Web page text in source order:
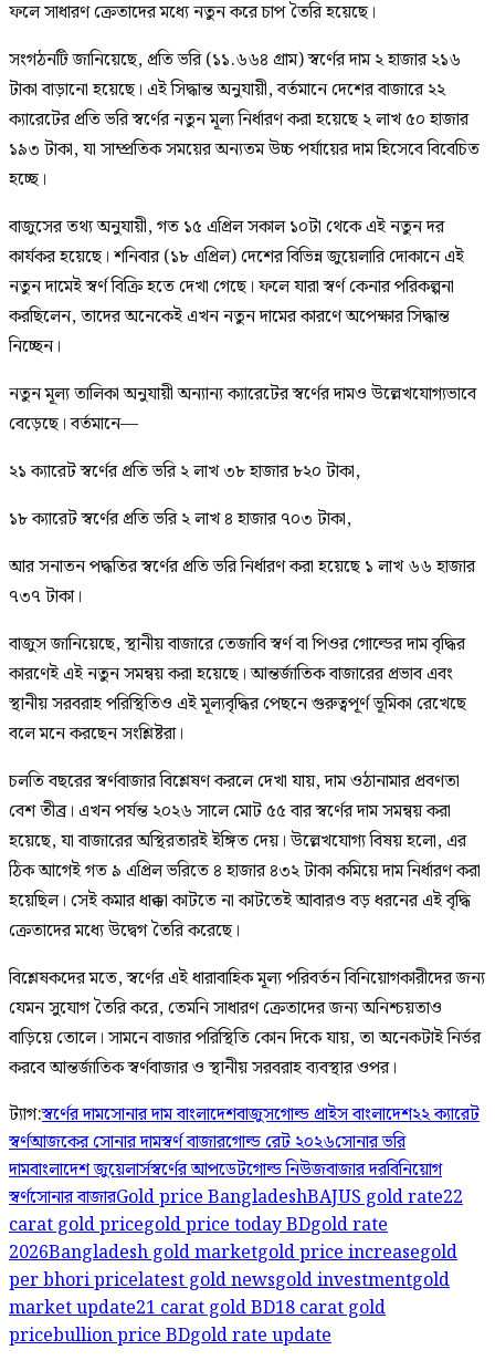
ফলে সাধারণ ক্রেতাদের মধ্যে নতুন করে চাপ তৈরি হয়েছে।
সংগঠনটি জানিয়েছে, প্রতি ভরি (১১.৬৬৪ গ্রাম) স্বর্ণের দাম ২ হাজার ২১৬
টাকা বাড়ানো হয়েছে। এই সিদ্ধান্ত অনুযায়ী, বর্তমানে দেশের বাজারে ২২
ক্যারেটের প্রতি ভরি স্বর্ণের নতুন মূল্য নির্ধারণ করা হয়েছে ২ লাখ ৫০ হাজার
১৯৩ টাকা, যা সাম্প্রতিক সময়ের অন্যতম উচ্চ পর্যায়ের দাম হিসেবে বিবেচিত
হচ্ছে।
বাজুসের তথ্য অনুযায়ী, গত ১৫ এপ্রিল সকাল ১০টা থেকে এই নতুন দর
কার্যকর হয়েছে। শনিবার (১৮ এপ্রিল) দেশের বিভিন্ন জুয়েলারি দোকানে এই
নতুন দামেই স্বর্ণ বিক্রি হতে দেখা গেছে। ফলে যারা স্বর্ণ কেনার পরিকল্পনা
করছিলেন, তাদের অনেকেই এখন নতুন দামের কারণে অপেক্ষার সিদ্ধান্ত
নিচ্ছেন।
নতুন মূল্য তালিকা অনুযায়ী অন্যান্য ক্যারেটের স্বর্ণের দামও উল্লেখযোগ্যভাবে
বেড়েছে। বর্তমানে—
২১ ক্যারেট স্বর্ণের প্রতি ভরি ২ লাখ ৩৮ হাজার ৮২০ টাকা,
১৮ ক্যারেট স্বর্ণের প্রতি ভরি ২ লাখ ৪ হাজার ৭০৩ টাকা,
আর সনাতন পদ্ধতির স্বর্ণের প্রতি ভরি নির্ধারণ করা হয়েছে ১ লাখ ৬৬ হাজার
৭৩৭ টাকা।
বাজুস জানিয়েছে, স্থানীয় বাজারে তেজাবি স্বর্ণ বা পিওর গোল্ডের দাম বৃদ্ধির
কারণেই এই নতুন সমন্বয় করা হয়েছে। আন্তর্জাতিক বাজারের প্রভাব এবং
স্থানীয় সরবরাহ পরিস্থিতিও এই মূল্যবৃদ্ধির পেছনে গুরুত্বপূর্ণ ভূমিকা রেখেছে
বলে মনে করছেন সংশ্লিষ্টরা।
চলতি বছরের স্বর্ণবাজার বিশ্লেষণ করলে দেখা যায়, দাম ওঠানামার প্রবণতা
বেশ তীব্র। এখন পর্যন্ত ২০২৬ সালে মোট ৫৫ বার স্বর্ণের দাম সমন্বয় করা
হয়েছে, যা বাজারের অস্থিরতারই ইঙ্গিত দেয়। উল্লেখযোগ্য বিষয় হলো, এর
ঠিক আগেই গত ৯ এপ্রিল ভরিতে ৪ হাজার ৪৩২ টাকা কমিয়ে দাম নির্ধারণ করা
হয়েছিল। সেই কমার ধাক্কা কাটতে না কাটতেই আবারও বড় ধরনের এই বৃদ্ধি
ক্রেতাদের মধ্যে উদ্বেগ তৈরি করেছে।
বিশ্লেষকদের মতে, স্বর্ণের এই ধারাবাহিক মূল্য পরিবর্তন বিনিয়োগকারীদের জন্য
যেমন সুযোগ তৈরি করে, তেমনি সাধারণ ক্রেতাদের জন্য অনিশ্চয়তাও
বাড়িয়ে তোলে। সামনে বাজার পরিস্থিতি কোন দিকে যায়, তা অনেকটাই নির্ভর
করবে আন্তর্জাতিক স্বর্ণবাজার ও স্থানীয় সরবরাহ ব্যবস্থার ওপর।
ট্যাগ:স্বর্ণের দামসোনার দাম বাংলাদেশবাজুসগোল্ড প্রাইস বাংলাদেশ২২ ক্যারেট
স্বর্ণআজকের সোনার দামস্বর্ণ বাজারগোল্ড রেট ২০২৬সোনার ভরি
দামবাংলাদেশ জুয়েলার্সস্বর্ণের আপডেটগোল্ড নিউজবাজার দরবিনিয়োগ
স্বর্ণসোনার বাজারGold price BangladeshBAJUS gold rate22
carat gold pricegold price today BDgold rate
2026Bangladesh gold marketgold price increasegold
per bhori pricelatest gold newsgold investmentgold
market update21 carat gold BD18 carat gold
pricebullion price BDgold rate update